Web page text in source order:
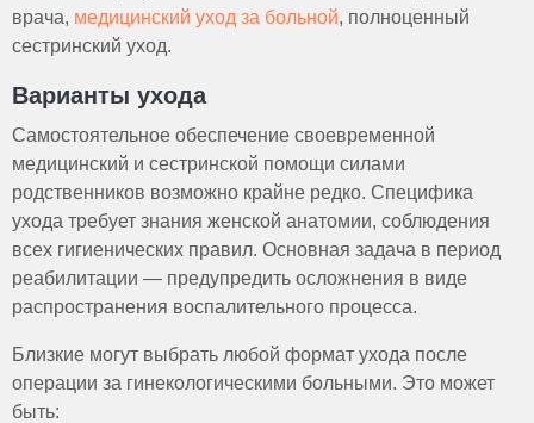
врача, медицинский уход за больной, полноценный
сестринский уход.
Варианты ухода
Самостоятельное обеспечение своевременной
медицинский и сестринской помощи силами
родственников возможно крайне редко. Специфика
ухода требует знания женской анатомии, соблюдения
всех гигиенических правил. Основная задача в период
реабилитации — предупредить осложнения в виде
распространения воспалительного процесса.
Близкие могут выбрать любой формат ухода после
операции за гинекологическими больными. Это может
быть: